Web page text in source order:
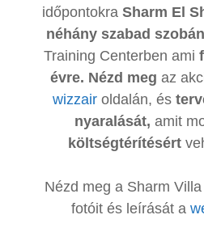
időpontokra Sharm El
néhány szabad
Training Centerben ami
évre. Nézd meg az
wizzairoldalán, és
nyaralását, amit
költségtérítésért
Nézd meg a Sharm
fotóit és leírását a